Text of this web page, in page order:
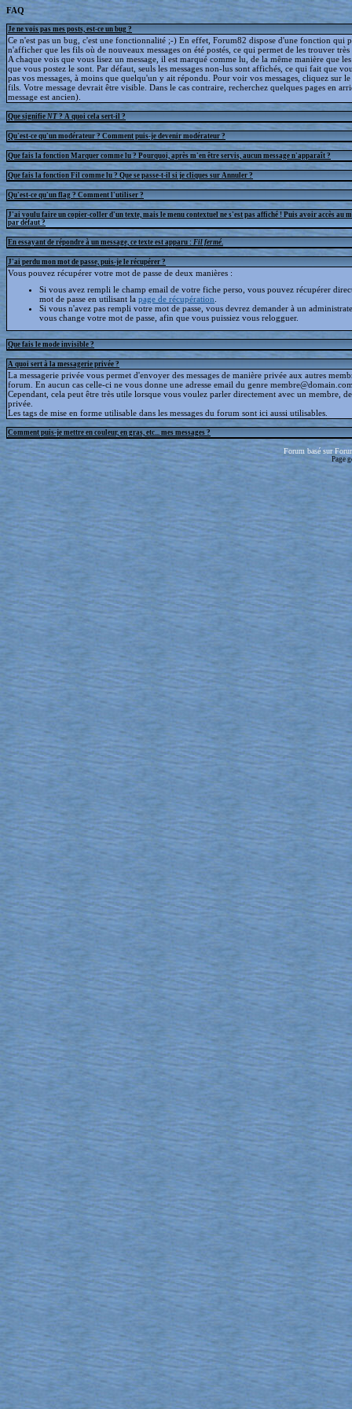
FAQ
Je ne vois pas mes posts, est-ce un bug ?
Ce n'est pas un bug, c'est une fonctionnalité ;-) En effet, Forum82 dispose d'une fonction qui
n'afficher que les fils où de nouveaux messages on été postés, ce qui permet de les trouver
A chaque vois que vous lisez un message, il est marqué comme lu, de la même manière que les
que vous postez le sont. Par défaut, seuls les messages non-lus sont affichés, ce qui fait que
pas vos messages, à moins que quelqu'un y ait répondu. Pour voir vos messages, cliquez sur
fils. Votre message devrait être visible. Dans le cas contraire, recherchez quelques pages en
message est ancien).
Que signifie NT ? A quoi cela sert-il ?
Qu'est-ce qu'un modérateur ? Comment puis-je devenir modérateur ?
Que fais la fonction Marquer comme lu ? Pourquoi, après m'en être servis, aucun message n'apparaît ?
Que fais la fonction Fil comme lu ? Que se passe-t-il si je cliques sur Annuler ?
Qu'est-ce qu'un flag ? Comment l'utiliser ?
J'ai voulu faire un copier-coller d'un texte, mais le menu contextuel ne s'est pas affiché ! Puis avoir accès au
par défaut ?
En essayant de répondre à un message, ce texte est apparu : Fil fermé
J'ai perdu mon mot de passe, puis-je le récupérer ?
Vous pouvez récupérer votre mot de passe de deux manières :
Si vous avez rempli le champ email de votre fiche perso, vous pouvez récupérer
mot de passe en utilisant la page de récupération
Si vous n'avez pas rempli votre mot de passe, vous devrez demander à un
vous change votre mot de passe, afin que vous puissiez vous relogguer.
Que fais le mode invisible ?
A quoi sert à la messagerie privée ?
La messagerie privée vous permet d'envoyer des messages de manière privée aux autres
forum. En aucun cas celle-ci ne vous donne une adresse email du genre
Cependant, cela peut être très utile lorsque vous voulez parler directement avec un membre,
privée.
Les tags de mise en forme utilisable dans les messages du forum sont ici aussi utilisables.
Comment puis-je mettre en couleur, en gras, etc... mes messages ?
Forum basé sur
Page